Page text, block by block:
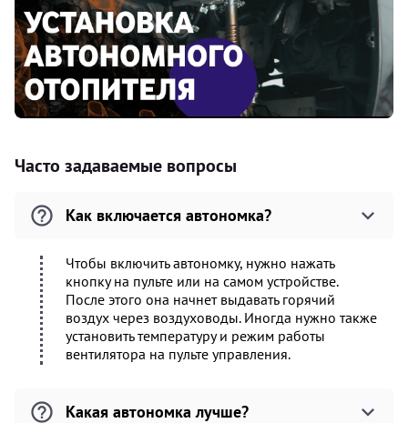
Часто задаваемые вопросы
Как включается автономка?
Чтобы включить автономку, нужно нажать
кнопку на пульте или на самом устройстве.
После этого она начнет выдавать горячий
воздух через воздуховоды. Иногда нужно также
установить температуру и режим работы
вентилятора на пульте управления.
Какая автономка лучше?